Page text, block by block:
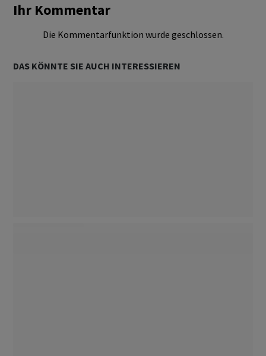
Ihr Kommentar
Die Kommentarfunktion wurde geschlossen.
DAS KÖNNTE SIE AUCH INTERESSIEREN